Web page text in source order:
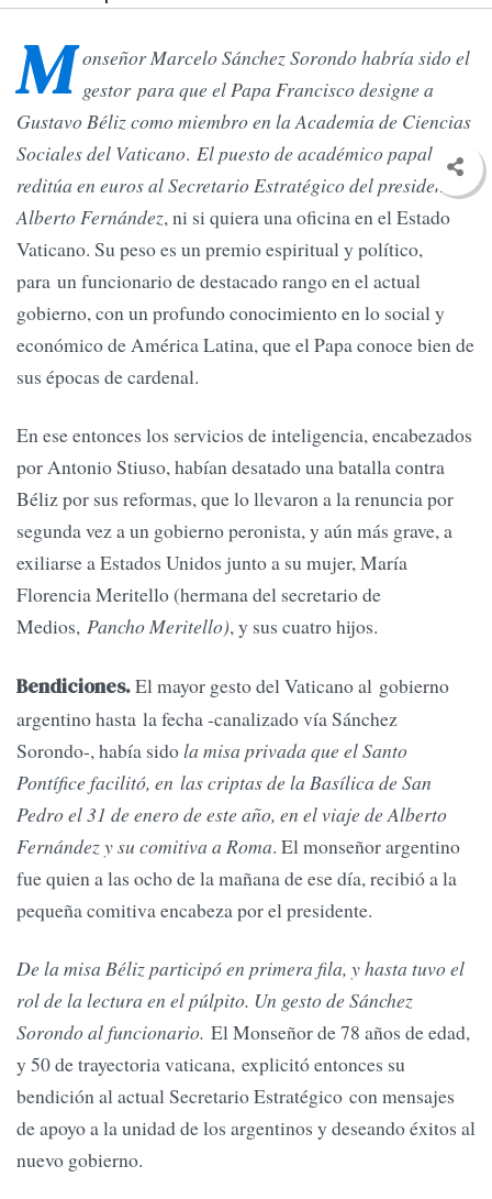
M onseñor Marcelo Sánchez Sorondo habría sido el
gestor para que el Papa Francisco designe a
Gustavo Béliz como miembro en la Academia de Ciencias
Sociales del Vaticano. El puesto de académico papal no le
reditúa en euros al Secretario Estratégico del presidente
Alberto Fernández, ni si quiera una oficina en el Estado
Vaticano. Su peso es un premio espiritual y político,
para un funcionario de destacado rango en el actual
gobierno, con un profundo conocimiento en lo social y
económico de América Latina, que el Papa conoce bien de
sus épocas de cardenal.
En ese entonces los servicios de inteligencia, encabezados
por Antonio Stiuso, habían desatado una batalla contra
Béliz por sus reformas, que lo llevaron a la renuncia por
segunda vez a un gobierno peronista, y aún más grave, a
exiliarse a Estados Unidos junto a su mujer, María
Florencia Meritello (hermana del secretario de
Medios, Pancho Meritello), y sus cuatro hijos.
Bendiciones.El mayor gesto del Vaticano al gobierno
argentino hasta la fecha -canalizado vía Sánchez
Sorondo-, había sidola misa privada que el Santo
Pontífice facilitó, en las criptas de la Basílica de San
Pedro el 31 de enero de este año, en el viaje de Alberto
Fernández y su comitiva a Roma. El monseñor argentino
fue quien a las ocho de la mañana de ese día, recibió a la
pequeña comitiva encabeza por el presidente.
De la misa Béliz participó en primera fila, y hasta tuvo el
rol de la lectura en el púlpito. Un gesto de Sánchez
Sorondo al funcionario. El Monseñor de 78 años de edad,
y 50 de trayectoria vaticana, explicitó entonces su
bendición al actual Secretario Estratégico con mensajes
de apoyo a la unidad de los argentinos y deseando éxitos al
nuevo gobierno.